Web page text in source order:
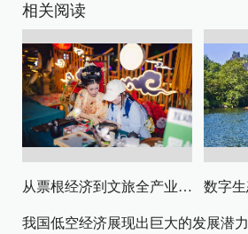
相关阅读
从票根经济到文旅全产业链升级
我国低空经济展现出巨大的发展潜力